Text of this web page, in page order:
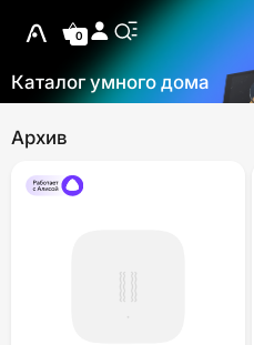
0
Каталог умного дома
Архив